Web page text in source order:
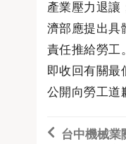
產業壓力退讓
濟部應提出具
責任推給勞工
即收回有關最
公開向勞工道
台中機械業